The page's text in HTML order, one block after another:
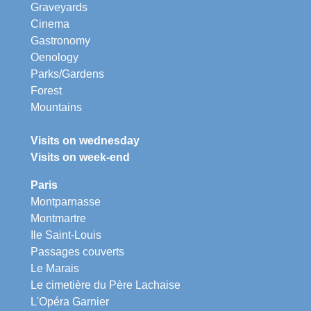
Graveyards
Cinema
Gastronomy
Oenology
Parks/Gardens
Forest
Mountains
Visits on wednesday
Visits on week-end
Paris
Montparnasse
Montmartre
Ile Saint-Louis
Passages couverts
Le Marais
Le cimetière du Père Lachaise
L'Opéra Garnier